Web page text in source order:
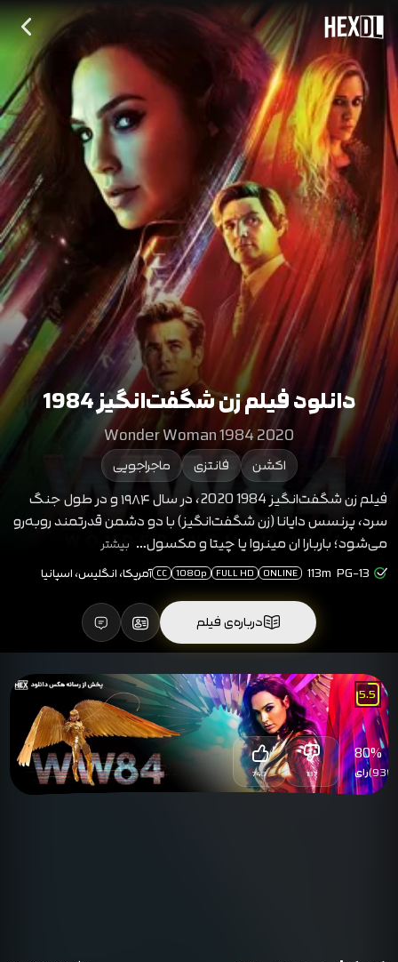
دانلود فیلم زن شگفت‌انگیز 1984
Wonder Woman 1984 2020
اکشن فانتزی ماجراجویی
فیلم زن شگفت‌انگیز 1984 2020، در سال ۱۹۸۴ و در طول جنگ
سرد، پرنسس دایانا (زن شگفت‌انگیز) با دو دشمن قدرتمند روبه‌رو
می‌شود؛ باربارا ان مینروا یا چیتا و مکسول… بیشتر
PG-13
113m
ONLINE
FULL HD
1080p
CC آمریکا، انگلیس، اسپانیا
درباره‌ی فیلم
5.5
%
80
رای 187
743